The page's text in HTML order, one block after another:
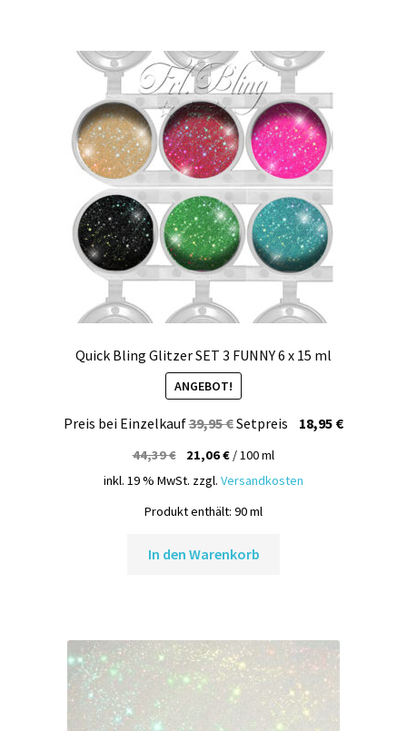
Quick Bling Glitzer SET 3 FUNNY 6 x 15 ml
ANGEBOT!
Preis bei Einzelkauf39,95€Ursprünglicher
39,95 €
Setpreis 18,95 €Aktueller
44,39€ 21,06€ /100ml
inkl. 19 % MwSt. zzgl. Versandkosten
Produkt enthält: 90ml
In den Warenkorb